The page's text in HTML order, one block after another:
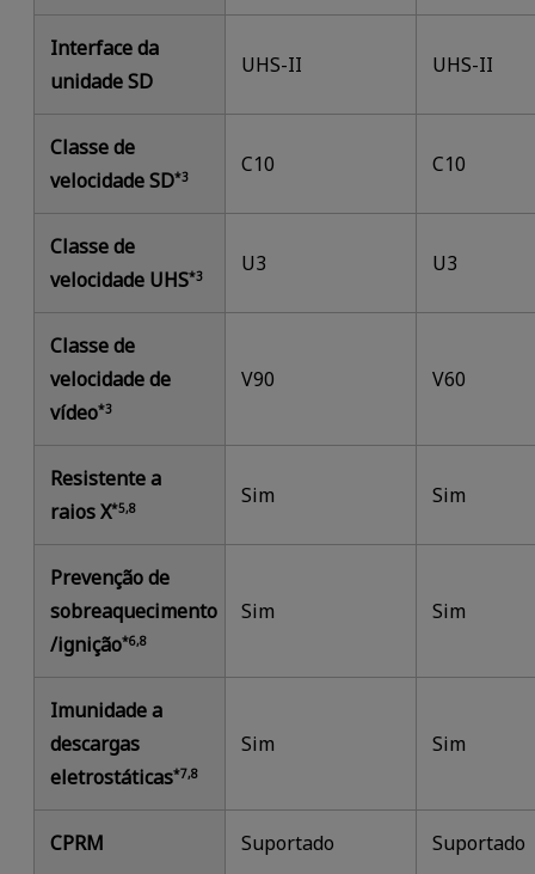
Interface da
unidade SD
UHS-II UHS-II
Classe de
velocidade SD*3 C10 C10
Classe de
velocidade UHS*3 U3 U3
Classe de
velocidade de
vídeo*3
V90 V60
Resistente a
raios X*5,8 Sim Sim
Prevenção de
sobreaquecimento
/ignição*6,8
Sim Sim
Imunidade a
descargas
eletrostáticas*7,8
Sim Sim
CPRM Suportado Suportado